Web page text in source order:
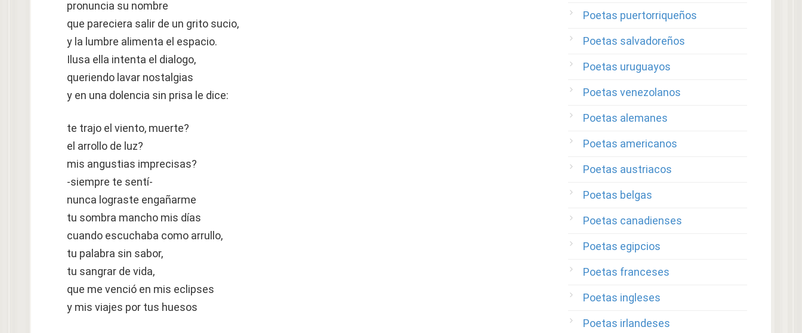
pronuncia su nombre
que pareciera salir de un grito sucio,
y la lumbre alimenta el espacio.
Ilusa ella intenta el dialogo,
queriendo lavar nostalgias
y en una dolencia sin prisa le dice:
te trajo el viento, muerte?
el arrollo de luz?
mis angustias imprecisas?
-siempre te sentí-
nunca lograste engañarme
tu sombra mancho mis días
cuando escuchaba como arrullo,
tu palabra sin sabor,
tu sangrar de vida,
que me venció en mis eclipses
y mis viajes por tus huesos
Poetas puertorriqueños
Poetas salvadoreños
Poetas uruguayos
Poetas venezolanos
Poetas alemanes
Poetas americanos
Poetas austriacos
Poetas belgas
Poetas canadienses
Poetas egipcios
Poetas franceses
Poetas ingleses
Poetas irlandeses